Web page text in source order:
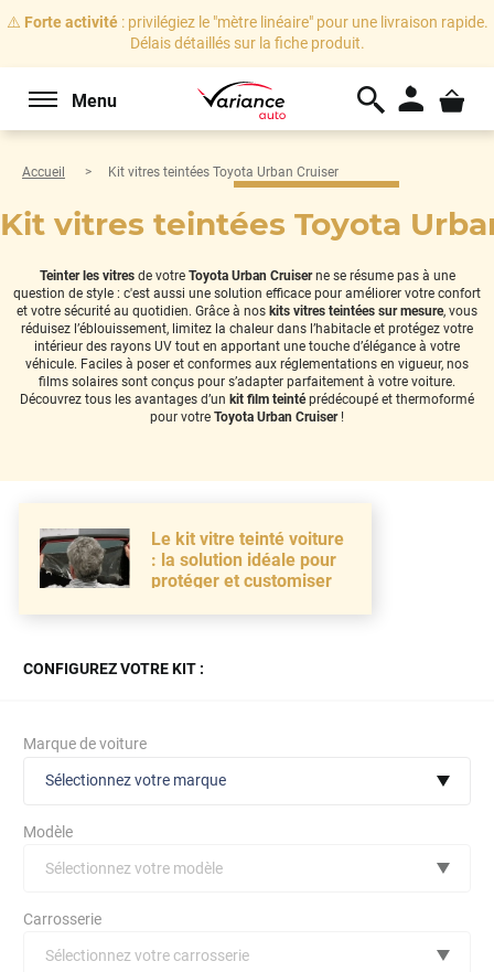
⚠️ Forte activité: privilégiez le "mètre linéaire" pour une livraison rapide.
Délais détaillés sur la fiche produit.
Menu
Accueil Kit vitres teintées Toyota Urban Cruiser
Kit vitres teintées Toyota
Teinter les vitresde votre Toyota Urban Cruiserne se résume pas à une
question de style : c'est aussi une solution efficace pour améliorer votre confort
et votre sécurité au quotidien. Grâce à nos kits vitres teintées sur mesure, vous
réduisez l’éblouissement, limitez la chaleur dans l’habitacle et protégez votre
intérieur des rayons UV tout en apportant une touche d’élégance à votre
véhicule. Faciles à poser et conformes aux réglementations en vigueur, nos
films solaires sont conçus pour s’adapter parfaitement à votre voiture.
Découvrez tous les avantages d’un kit film teintéprédécoupé et thermoformé
pour votre Toyota Urban Cruiser!
Le kit vitre teinté voiture
: la solution idéale pour
protéger et customiser
CONFIGUREZ VOTRE KIT :
Marque de voiture
Sélectionnez votre marque
Modèle
Sélectionnez votre modèle
Carrosserie
Sélectionnez votre carrosserie